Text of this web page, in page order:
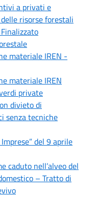
a privati e
risorse forestali
materiale IREN -
materiale IREN
private
divieto di
senza tecniche
del 9 aprile
caduto nell’alveo del
– Tratto di